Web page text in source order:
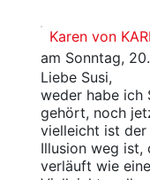
Karen von
am Sonntag,
Liebe Susi,
weder habe ich
gehört, noch
vielleicht ist der
Illusion weg ist,
verläuft wie